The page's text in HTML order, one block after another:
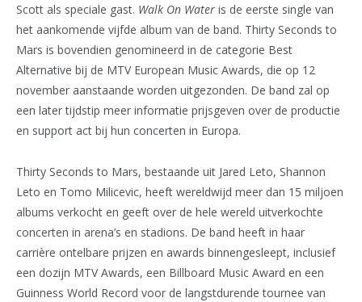
Scott als speciale gast. Walk On Water is de eerste single van
het aankomende vijfde album van de band. Thirty Seconds to
Mars is bovendien genomineerd in de categorie Best
Alternative bij de MTV European Music Awards, die op 12
november aanstaande worden uitgezonden. De band zal op
een later tijdstip meer informatie prijsgeven over de productie
en support act bij hun concerten in Europa.
Thirty Seconds to Mars, bestaande uit Jared Leto, Shannon
Leto en Tomo Milicevic, heeft wereldwijd meer dan 15 miljoen
albums verkocht en geeft over de hele wereld uitverkochte
concerten in arena’s en stadions. De band heeft in haar
carrière ontelbare prijzen en awards binnengesleept, inclusief
een dozijn MTV Awards, een Billboard Music Award en een
Guinness World Record voor de langstdurende tournee van